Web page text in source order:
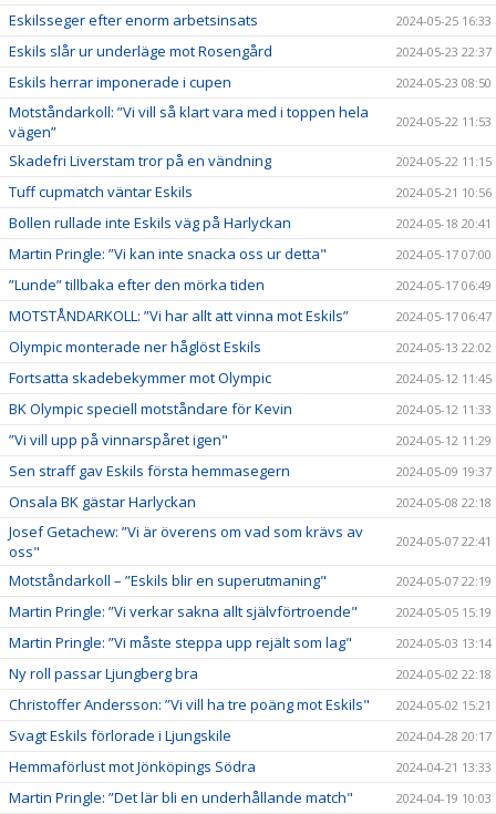
Eskilsseger efter enorm arbetsinsats 2024-05-25 16:33
Eskils slår ur underläge mot Rosengård 2024-05-23 22:37
Eskils herrar imponerade i cupen 2024-05-23 08:50
Motståndarkoll: ”Vi vill så klart vara med i toppen hela
vägen”
2024-05-22 11:53
Skadefri Liverstam tror på en vändning 2024-05-22 11:15
Tuff cupmatch väntar Eskils 2024-05-21 10:56
Bollen rullade inte Eskils väg på Harlyckan 2024-05-18 20:41
Martin Pringle: ”Vi kan inte snacka oss ur detta" 2024-05-17 07:00
”Lunde” tillbaka efter den mörka tiden 2024-05-17 06:49
MOTSTÅNDARKOLL: ”Vi har allt att vinna mot Eskils” 2024-05-17 06:47
Olympic monterade ner håglöst Eskils 2024-05-13 22:02
Fortsatta skadebekymmer mot Olympic 2024-05-12 11:45
BK Olympic speciell motståndare för Kevin 2024-05-12 11:33
”Vi vill upp på vinnarspåret igen" 2024-05-12 11:29
Sen straff gav Eskils första hemmasegern 2024-05-09 19:37
Onsala BK gästar Harlyckan 2024-05-08 22:18
Josef Getachew: ”Vi är överens om vad som krävs av
oss"
2024-05-07 22:41
Motståndarkoll – ”Eskils blir en superutmaning" 2024-05-07 22:19
Martin Pringle: ”Vi verkar sakna allt självförtroende" 2024-05-05 15:19
Martin Pringle: ”Vi måste steppa upp rejält som lag" 2024-05-03 13:14
Ny roll passar Ljungberg bra 2024-05-02 22:18
Christoffer Andersson: ”Vi vill ha tre poäng mot Eskils" 2024-05-02 15:21
Svagt Eskils förlorade i Ljungskile 2024-04-28 20:17
Hemmaförlust mot Jönköpings Södra 2024-04-21 13:33
Martin Pringle: ”Det lär bli en underhållande match" 2024-04-19 10:03